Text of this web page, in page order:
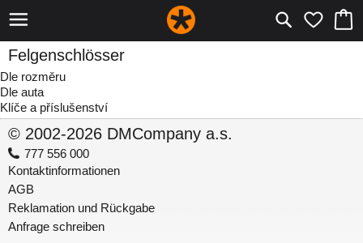
Felgenschlösser
Dle rozměru
Dle auta
Klíče a příslušenství
© 2002-2026 DMCompany a.s.
777 556 000
Kontaktinformationen
AGB
Reklamation und Rückgabe
Anfrage schreiben